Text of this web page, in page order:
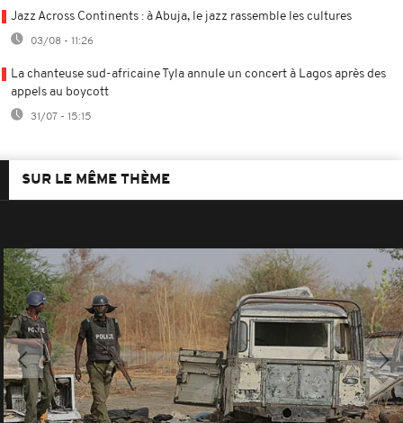
Jazz Across Continents : à Abuja, le jazz rassemble les cultures
03/08 - 11:26
La chanteuse sud-africaine Tyla annule un concert à Lagos après des
appels au boycott
31/07 - 15:15
SUR LE MÊME THÈME